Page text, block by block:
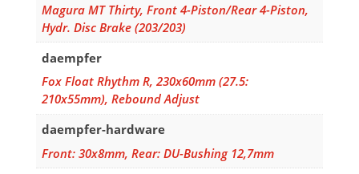
Magura MT Thirty, Front 4-Piston/Rear 4-Piston,
Hydr. Disc Brake (203/203)
daempfer
Fox Float Rhythm R, 230x60mm (27.5:
210x55mm), Rebound Adjust
daempfer-hardware
Front: 30x8mm, Rear: DU-Bushing 12,7mm